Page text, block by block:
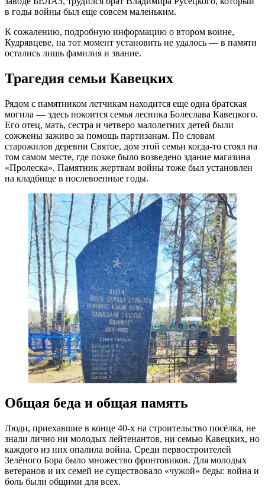
в годы войны был еще совсем маленьким.
К сожалению, подробную информацию о втором воине,
Кудрявцеве, на тот момент установить не удалось — в памяти
остались лишь фамилия и звание.
Трагедия семьи Кавецких
Рядом с памятником летчикам находится еще одна братская
могила — здесь покоится семья лесника Болеслава Кавецкого.
Его отец, мать, сестра и четверо малолетних детей были
сожжены заживо за помощь партизанам. По словам
старожилов деревни Святое, дом этой семьи когда-то стоял на
том самом месте, где позже было возведено здание магазина
«Пролеска». Памятник жертвам войны тоже был установлен
на кладбище в послевоенные годы.
Общая беда и общая память
Люди, приехавшие в конце 40-х на строительство посёлка, не
знали лично ни молодых лейтенантов, ни семью Кавецких, но
каждого из них опалила война. Среди первостроителей
Зелёного Бора было множество фронтовиков. Для молодых
ветеранов и их семей не существовало «чужой» беды: война и
боль были общими для всех.